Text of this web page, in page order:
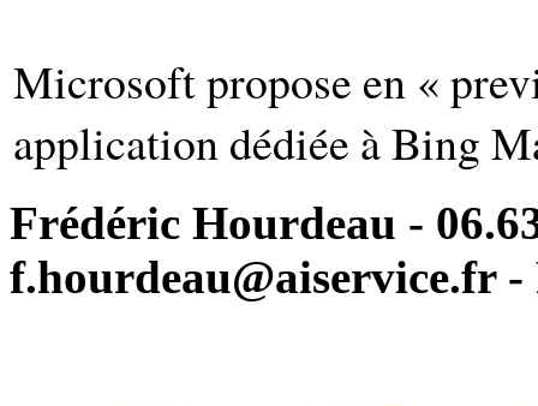
Microsoft propose en «
application dédiée à Bing
Frédéric Hourdeau -
f.hourdeau@aiservice.fr -